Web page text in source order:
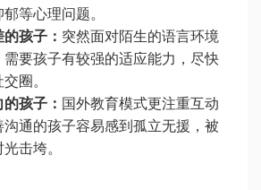
等心理问题。
孩子： 突然面对陌生的语言环境
需要孩子有较强的适应能力，尽快
圈。
孩子： 国外教育模式更注重互动
通的孩子容易感到孤立无援，被
击垮。